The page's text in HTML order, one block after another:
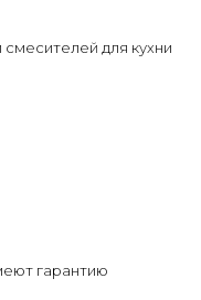
для кухни
гарантию